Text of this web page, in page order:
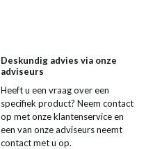
Deskundig advies via onze
adviseurs
Heeft u een vraag over een
specifiek product? Neem contact
op met onze klantenservice en
een van onze adviseurs neemt
contact met u op.